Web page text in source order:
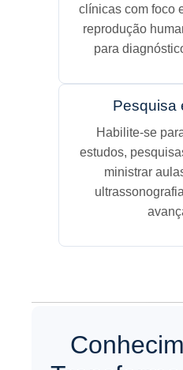
clínicas com foco
reprodução
para
Pesquisa
Habilite-se
estudos,
ministrar